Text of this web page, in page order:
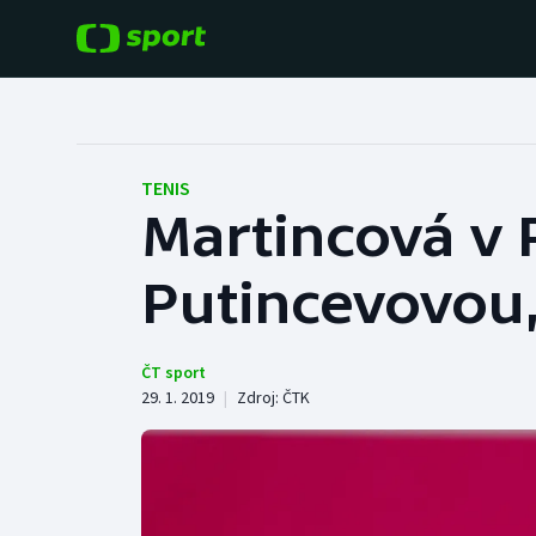
Hokej
Tenis
Cyklistika
Baseball a softbal
Basketbal
Boby a skeleton
TENIS
Martincová v
ČT sport
29. 1. 2019 | Zdroj: ČTK